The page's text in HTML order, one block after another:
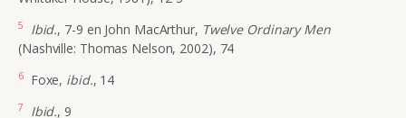
5 Ibid., 7-9 en John MacArthur, Twelve Ordinary Men
(Nashville: Thomas Nelson, 2002), 74
6Foxe, ibid., 14
7 Ibid., 9